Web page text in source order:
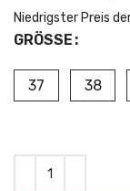
Niedrigster Preis
GRÖSSE
37 38